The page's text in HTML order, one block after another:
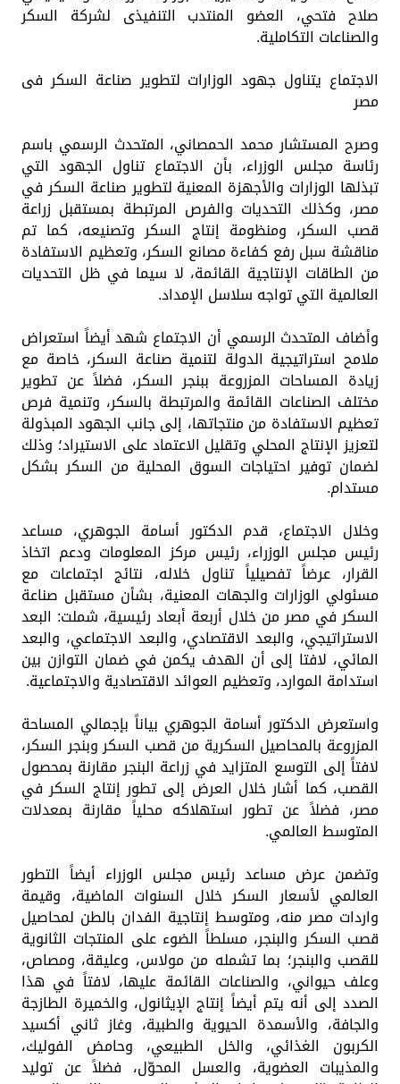
صلاح فتحي، العضو المنتدب التنفيذى لشركة السكر
والصناعات التكاملية.
الاجتماع يتناول جهود الوزارات لتطوير صناعة السكر فى
مصر
وصرح المستشار محمد الحمصاني، المتحدث الرسمي باسم
رئاسة مجلس الوزراء، بأن الاجتماع تناول الجهود التي
تبذلها الوزارات والأجهزة المعنية لتطوير صناعة السكر في
مصر، وكذلك التحديات والفرص المرتبطة بمستقبل زراعة
قصب السكر، ومنظومة إنتاج السكر وتصنيعه، كما تم
مناقشة سبل رفع كفاءة مصانع السكر، وتعظيم الاستفادة
من الطاقات الإنتاجية القائمة، لا سيما في ظل التحديات
العالمية التي تواجه سلاسل الإمداد.
وأضاف المتحدث الرسمي أن الاجتماع شهد أيضاً استعراض
ملامح استراتيجية الدولة لتنمية صناعة السكر، خاصة مع
زيادة المساحات المزروعة ببنجر السكر، فضلاً عن تطوير
مختلف الصناعات القائمة والمرتبطة بالسكر، وتنمية فرص
تعظيم الاستفادة من منتجاتها، إلى جانب الجهود المبذولة
لتعزيز الإنتاج المحلي وتقليل الاعتماد على الاستيراد؛ وذلك
لضمان توفير احتياجات السوق المحلية من السكر بشكل
مستدام.
وخلال الاجتماع، قدم الدكتور أسامة الجوهري، مساعد
رئيس مجلس الوزراء، رئيس مركز المعلومات ودعم اتخاذ
القرار، عرضاً تفصيلياً تناول خلاله، نتائج اجتماعات مع
مسئولي الوزارات والجهات المعنية، بشأن مستقبل صناعة
السكر في مصر من خلال أربعة أبعاد رئيسية، شملت: البعد
الاستراتيجي، والبعد الاقتصادي، والبعد الاجتماعي، والبعد
المائي، لافتا إلى أن الهدف يكمن في ضمان التوازن بين
استدامة الموارد، وتعظيم العوائد الاقتصادية والاجتماعية.
واستعرض الدكتور أسامة الجوهري بياناً بإجمالي المساحة
المزروعة بالمحاصيل السكرية من قصب السكر وبنجر السكر،
لافتاً إلى التوسع المتزايد في زراعة البنجر مقارنة بمحصول
القصب، كما أشار خلال العرض إلى تطور إنتاج السكر في
مصر، فضلاً عن تطور استهلاكه محلياً مقارنة بمعدلات
المتوسط العالمي.
وتضمن عرض مساعد رئيس مجلس الوزراء أيضاً التطور
العالمي لأسعار السكر خلال السنوات الماضية، وقيمة
واردات مصر منه، ومتوسط إنتاجية الفدان بالطن لمحاصيل
قصب السكر والبنجر، مسلطاً الضوء على المنتجات الثانوية
للقصب والبنجر؛ بما تشمله من مولاس، وعليقة، ومصاص،
وعلف حيواني، والصناعات القائمة عليها، لافتاً في هذا
الصدد إلى أنه يتم أيضاً إنتاج الإيثانول، والخميرة الطازجة
والجافة، والأسمدة الحيوية والطبية، وغاز ثاني أكسيد
الكربون الغذائي، والخل الطبيعي، وحامض الفوليك،
والمذيبات العضوية، والعسل المحوّل، فضلاً عن توليد